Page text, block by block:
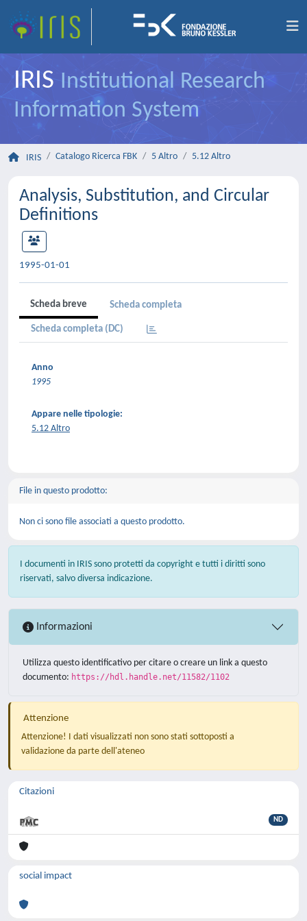
IRIS Institutional Research
Information System
IRIS Catalogo Ricerca FBK 5 Altro 5.12 Altro
Analysis, Substitution, and Circular
Definitions
1995-01-01
Scheda breve Scheda completa
Scheda completa (DC)
Anno
1995
Appare nelle tipologie:
5.12 Altro
File in questo prodotto:
Non ci sono file associati a questo prodotto.
I documenti in IRIS sono protetti da copyright e tutti i diritti sono
riservati, salvo diversa indicazione.
Informazioni
Utilizza questo identificativo per citare o creare un link a questo
documento: https://hdl.handle.net/11582/1102
Attenzione
Attenzione! I dati visualizzati non sono stati sottoposti a
validazione da parte dell'ateneo
Citazioni
ND
social impact